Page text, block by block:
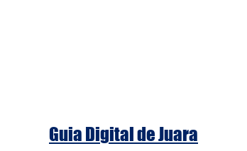
Guia Digital de Juara